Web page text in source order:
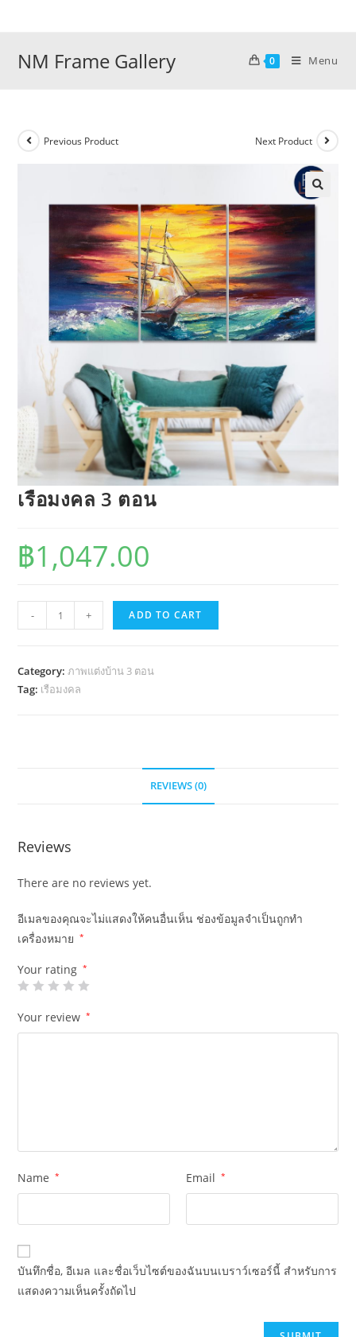
NM Frame Gallery 0 Menu
Previous Product Next Product
เรือมงคล 3 ตอน
฿1,047.00
มงคล
ตอน
quantity
- + ADD TO CART
Category:ภาพแต่งบ้าน 3 ตอน
Tag: เรือมงคล
REVIEWS (0)
Reviews
There are no reviews yet.
อีเมลของคุณจะไม่แสดงให้คนอื่นเห็น ช่องข้อมูลจำเป็นถูกทำ
เครื่องหมาย
*
Your rating *
Your review *
Name * Email *
บันทึกชื่อ, อีเมล และชื่อเว็บไซต์ของฉันบนเบราว์เซอร์นี้ สำหรับการ
แสดงความเห็นครั้งถัดไป